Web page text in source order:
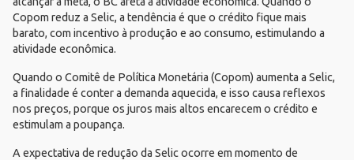
Copom reduz a Selic, a tendência é que o crédito fique mais
barato, com incentivo à produção e ao consumo, estimulando a
atividade econômica.
Quando o Comitê de Política Monetária (Copom) aumenta a Selic,
a finalidade é conter a demanda aquecida, e isso causa reflexos
nos preços, porque os juros mais altos encarecem o crédito e
estimulam a poupança.
A expectativa de redução da Selic ocorre em momento de